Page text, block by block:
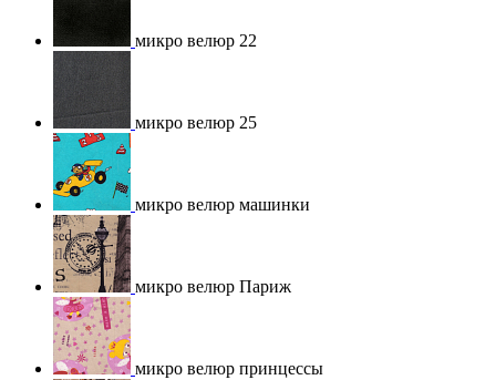
микро велюр 22
микро велюр 25
микро велюр машинки
микро велюр Париж
микро велюр принцессы